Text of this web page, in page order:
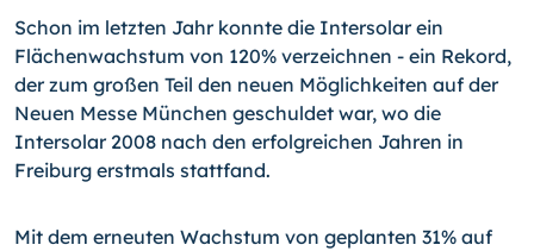
Schon im letzten Jahr konnte die Intersolar ein
Flächenwachstum von 120% verzeichnen - ein Rekord,
der zum großen Teil den neuen Möglichkeiten auf der
Neuen Messe München geschuldet war, wo die
Intersolar 2008 nach den erfolgreichen Jahren in
Freiburg erstmals stattfand.
Mit dem erneuten Wachstum von geplanten 31% auf